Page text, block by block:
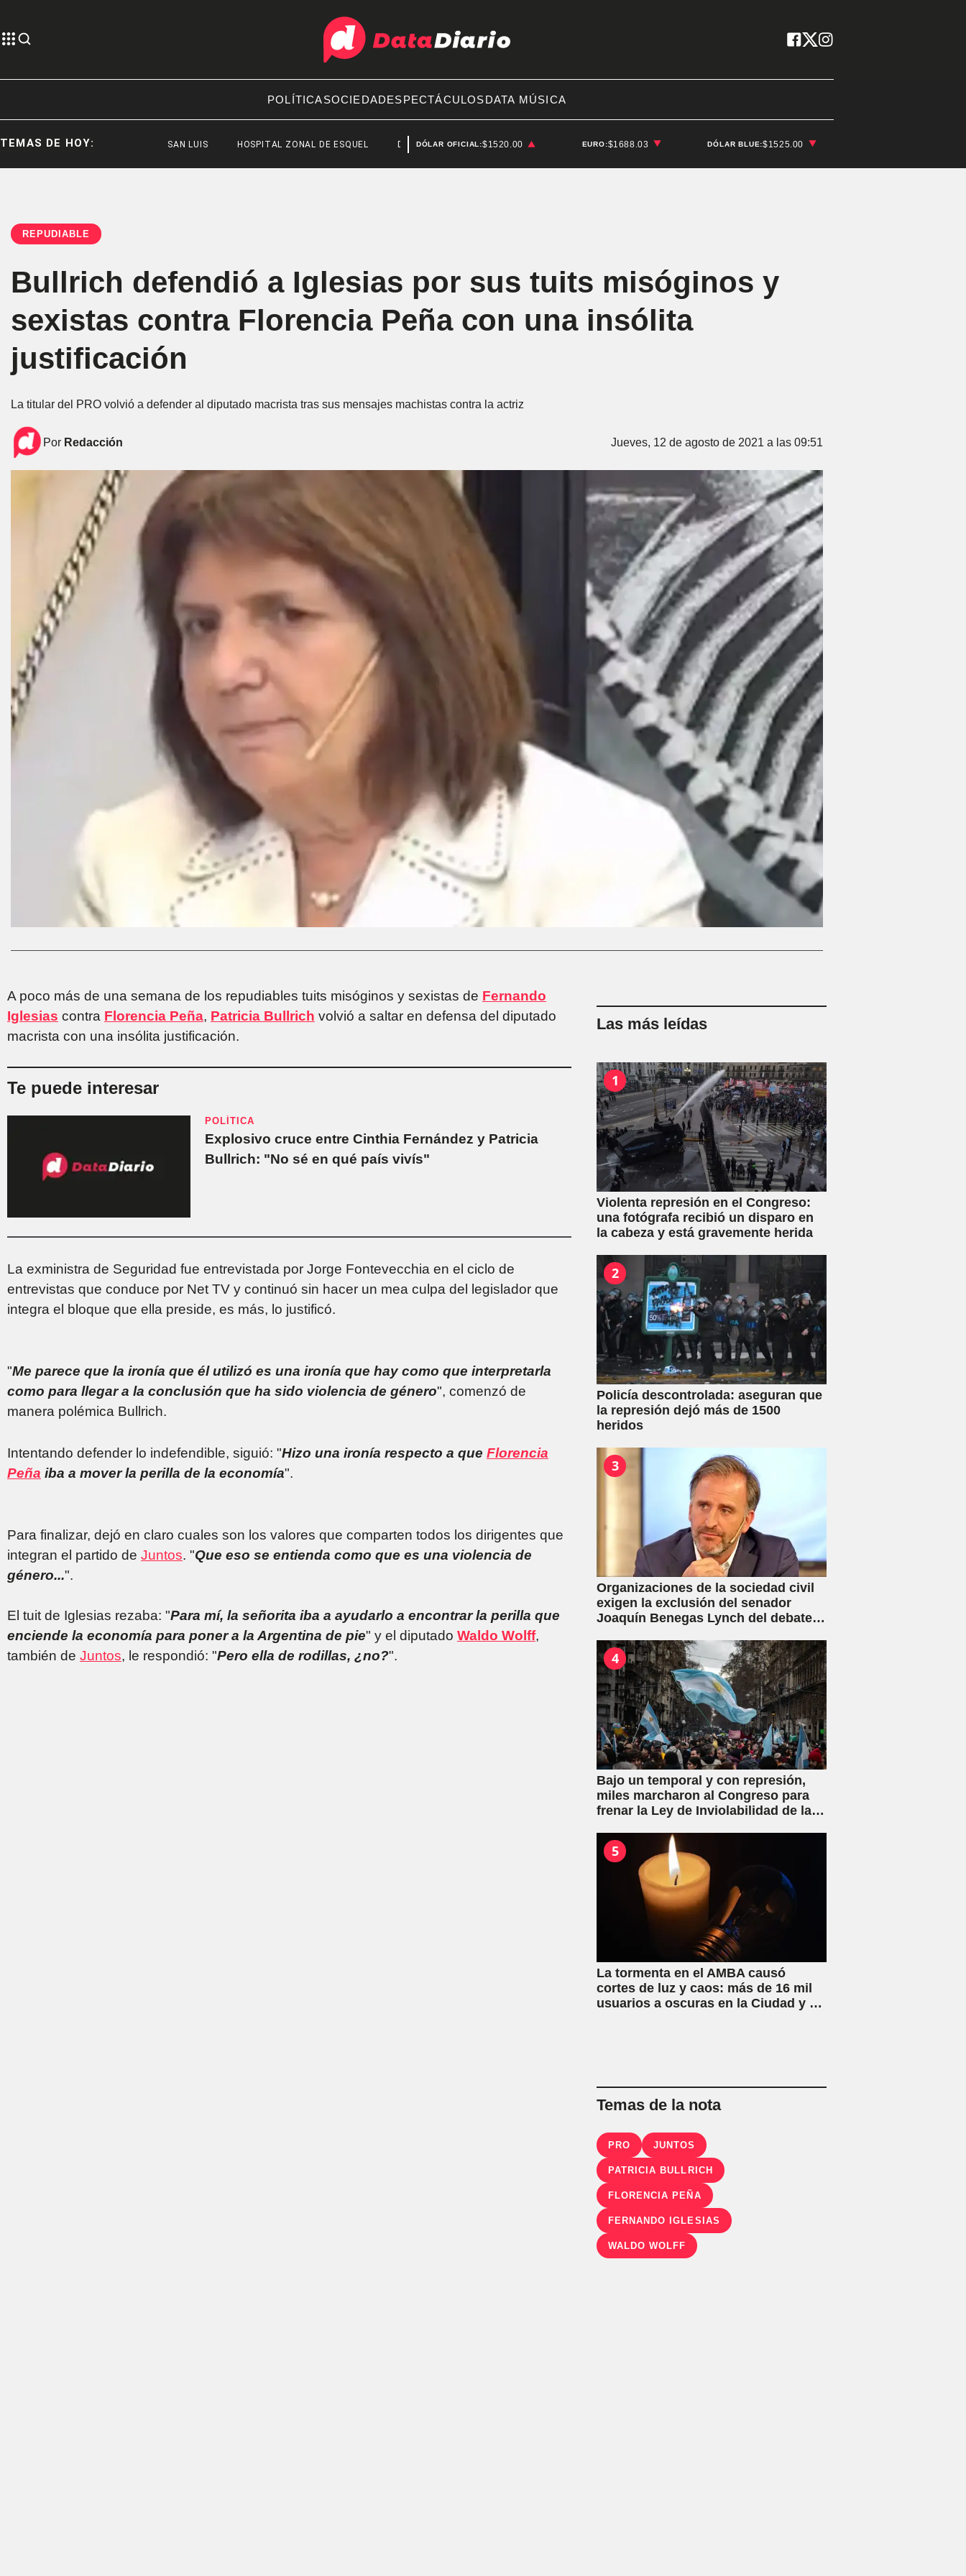
POLÍTICASOCIEDADESPECTÁCULOSDATA MÚSICA
TEMAS DE HOY: SAN LUIS HOSPITAL ZONAL DE ESQUEL DARÍO ERNESTO JAMES
DÓLAR OFICIAL:$1520.00 EURO:$1688.03 DÓLAR BLUE:$1525.00
REPUDIABLE
Bullrich defendió a Iglesias por sus tuits misóginos y
sexistas contra Florencia Peña con una insólita
justificación
La titular del PRO volvió a defender al diputado macrista tras sus mensajes machistas contra la actriz
Por Redacción Jueves, 12 de agosto de 2021 a las 09:51
A poco más de una semana de los repudiables tuits misóginos y sexistas de Fernando
Iglesias contra Florencia Peña, Patricia Bullrich volvió a saltar en defensa del diputado
macrista con una insólita justificación.
Te puede interesar
POLÍTICA
Explosivo cruce entre Cinthia Fernández y Patricia
Bullrich: "No sé en qué país vivís"
La exministra de Seguridad fue entrevistada por Jorge Fontevecchia en el ciclo de
entrevistas que conduce por Net TV y continuó sin hacer un mea culpa del legislador que
integra el bloque que ella preside, es más, lo justificó.
"Me parece que la ironía que él utilizó es una ironía que hay como que interpretarla
como para llegar a la conclusión que ha sido violencia de género", comenzó de
manera polémica Bullrich.
Intentando defender lo indefendible, siguió: "Hizo una ironía respecto a que Florencia
Peña iba a mover la perilla de la economía".
Para finalizar, dejó en claro cuales son los valores que comparten todos los dirigentes que
integran el partido de Juntos. "Que eso se entienda como que es una violencia de
género...".
El tuit de Iglesias rezaba: "Para mí, la señorita iba a ayudarlo a encontrar la perilla que
enciende la economía para poner a la Argentina de pie" y el diputado Waldo Wolff,
también de Juntos, le respondió: "Pero ella de rodillas, ¿no?".
Las más leídas
1
Violenta represión en el Congreso:
una fotógrafa recibió un disparo en
la cabeza y está gravemente herida
2
Policía descontrolada: aseguran que
la represión dejó más de 1500
heridos
3
Organizaciones de la sociedad civil
exigen la exclusión del senador
Joaquín Benegas Lynch del debate
por conflicto de intereses
4
Bajo un temporal y con represión,
miles marcharon al Congreso para
frenar la Ley de Inviolabilidad de la
5
La tormenta en el AMBA causó
cortes de luz y caos: más de 16 mil
usuarios a oscuras en la Ciudad y el
Temas de la nota
PRO JUNTOS
PATRICIA BULLRICH
FLORENCIA PEÑA
FERNANDO IGLESIAS
WALDO WOLFF